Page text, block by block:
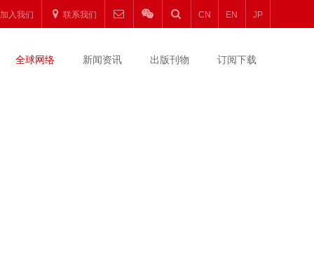
加入我们 联系我们 CN EN JP
全球网络 新闻资讯 出版刊物 订阅下载